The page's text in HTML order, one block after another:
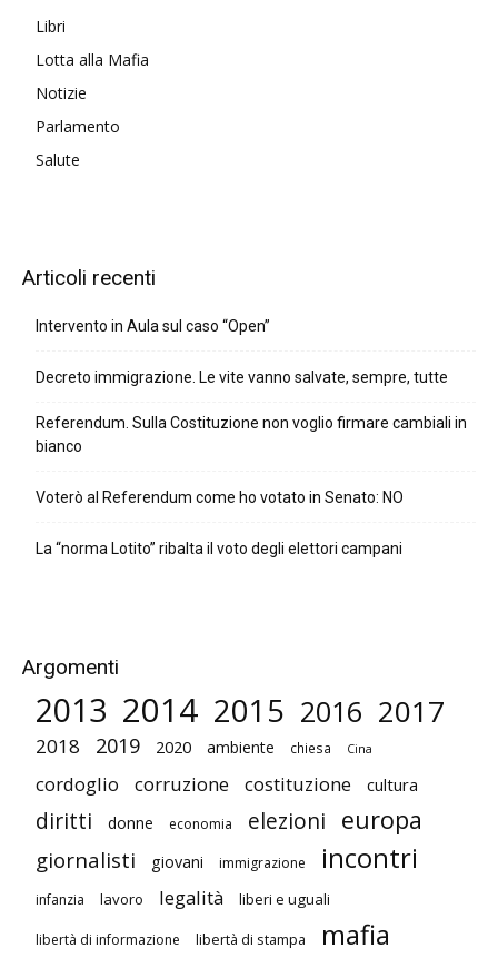
Libri
Lotta alla Mafia
Notizie
Parlamento
Salute
Articoli recenti
Intervento in Aula sul caso “Open”
Decreto immigrazione. Le vite vanno salvate, sempre, tutte
Referendum. Sulla Costituzione non voglio firmare cambiali in
bianco
Voterò al Referendum come ho votato in Senato: NO
La “norma Lotito” ribalta il voto degli elettori campani
Argomenti
2013 2014 2015 2016 2017
2018 2019 2020 ambiente chiesa Cina
cordoglio corruzione costituzione cultura
diritti donne economia elezioni europa
giornalisti giovani immigrazione incontri
infanzia lavoro legalità liberi e uguali
libertà di informazione libertà di stampa mafia